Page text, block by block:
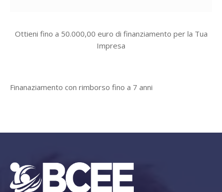
Ottieni fino a 50.000,00 euro di finanziamento per la Tua
Impresa
Finanaziamento con rimborso fino a 7 anni